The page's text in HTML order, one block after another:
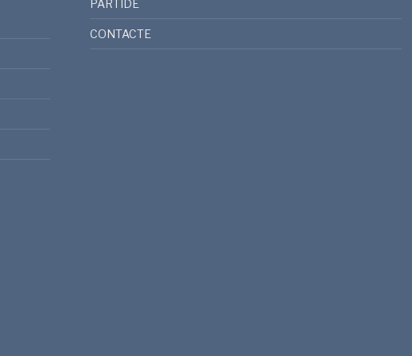
PARTIDE
CONTACTE